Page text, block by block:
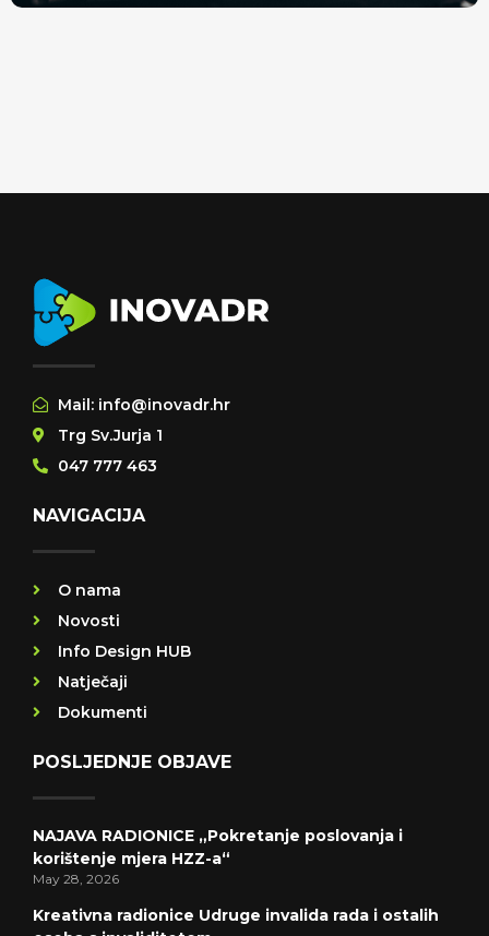
Mail: info@inovadr.hr
Trg Sv.Jurja 1
047 777 463
NAVIGACIJA
O nama
Novosti
Info Design HUB
Natječaji
Dokumenti
POSLJEDNJE OBJAVE
NAJAVA RADIONICE „Pokretanje poslovanja i
korištenje mjera HZZ-a“
May 28, 2026
Kreativna radionice Udruge invalida rada i ostalih